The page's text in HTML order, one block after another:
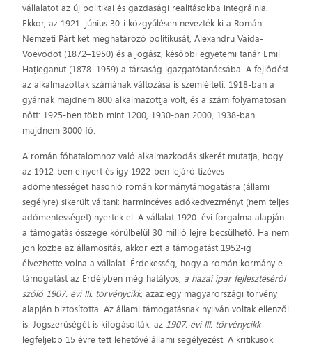
vállalatot az új politikai és gazdasági realitásokba integrálnia.
Ekkor, az 1921. június 30-i közgyűlésen nevezték ki a Román
Nemzeti Párt két meghatározó politikusát, Alexandru Vaida-
Voevodot (1872–1950) és a jogász, későbbi egyetemi tanár Emil
Hațieganut (1878–1959) a társaság igazgatótanácsába. A fejlődést
az alkalmazottak számának változása is szemlélteti. 1918-ban a
gyárnak majdnem 800 alkalmazottja volt, és a szám folyamatosan
nőtt: 1925-ben több mint 1200, 1930-ban 2000, 1938-ban
majdnem 3000 fő.
A román főhatalomhoz való alkalmazkodás sikerét mutatja, hogy
az 1912-ben elnyert és így 1922-ben lejáró tízéves
adómentességet hasonló román kormánytámogatásra (állami
segélyre) sikerült váltani: harmincéves adókedvezményt (nem teljes
adómentességet) nyertek el. A vállalat 1920. évi forgalma alapján
a támogatás összege körülbelül 30 millió lejre becsülhető. Ha nem
jön közbe az államosítás, akkor ezt a támogatást 1952-ig
élvezhette volna a vállalat. Érdekesség, hogy a román kormány e
támogatást az Erdélyben még hatályos, a hazai ipar fejlesztéséről
szóló 1907. évi III. törvénycikk, azaz egy magyarországi törvény
alapján biztosította. Az állami támogatásnak nyilván voltak ellenzői
is. Jogszerűségét is kifogásolták: az 1907. évi III. törvénycikk
legfeljebb 15 évre tett lehetővé állami segélyezést. A kritikusok